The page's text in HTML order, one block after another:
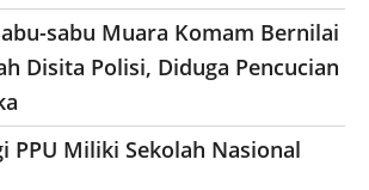
sabu Muara Komam Bernilai
Disita Polisi, Diduga Pencucian
PPU Miliki Sekolah Nasional